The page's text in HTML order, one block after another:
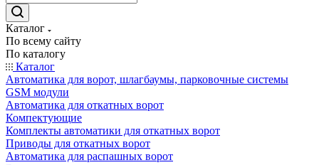
Каталог
По всему сайту
По каталогу
Каталог
Автоматика для ворот, шлагбаумы, парковочные системы
GSM модули
Автоматика для откатных ворот
Компектующие
Комплекты автоматики для откатных ворот
Приводы для откатных ворот
Автоматика для распашных ворот